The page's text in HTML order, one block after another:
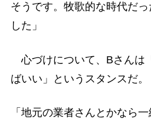
そうです。牧歌的な時代だ
した」
心づけについて、Bさんは
ばいい」というスタンスだ。
「地元の業者さんとかなら